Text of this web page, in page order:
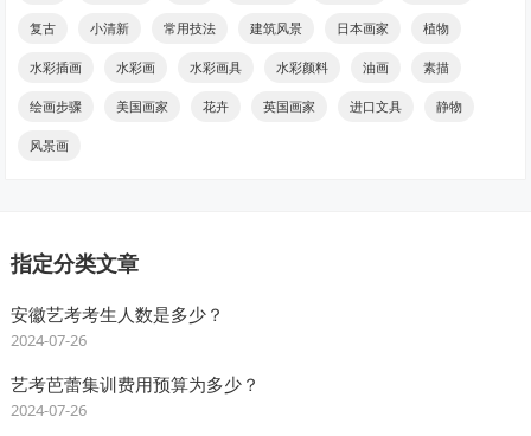
复古 小清新 常用技法 建筑风景 日本画家 植物
水彩插画 水彩画 水彩画具 水彩颜料 油画 素描
绘画步骤 美国画家 花卉 英国画家 进口文具 静物
风景画
指定分类文章
安徽艺考考生人数是多少？
2024-07-26
艺考芭蕾集训费用预算为多少？
2024-07-26